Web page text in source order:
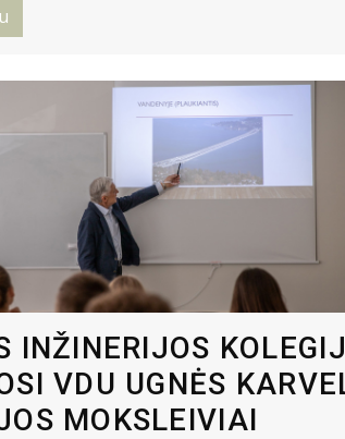
INŽINERIJOS
VDU UGNĖS
MOKSLEIVIAI